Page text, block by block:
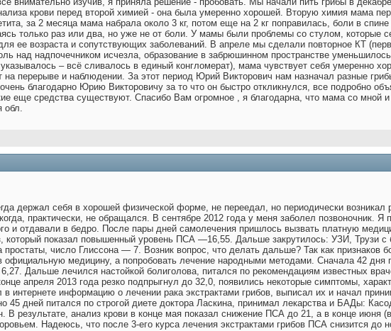
крови перед второй химией - она была умеренно хорошей. Вторую химия мама
за 2 месяца мама набрала около 3 кг, потом еще на 2 кг поправилась, боли в
только раз или два, но уже не от боли. У мамы были проблемы со стулом, которые
ее возраста и сопутствующих заболеваний. В апреле мы сделали повторное КТ
над надпочечником исчезла, образование в забрюшинном пространстве
указывалось – всё сливалось в единый конгломерат), мама чувствует себя умеренно
на перерыве и наблюдении. За этот период Юрий Викторович нам назначал разные
благодарно Юрию Викторовичу за то что он быстро откликнулся, все подробно
еще средства существуют. Спасибо Вам огромное , я благодарна, что мама со
обл.
держал себя в хорошей физической форме, не переедал, но периодически возникал
практически, не обращался. В сентябре 2012 года у меня заболел позвоночник.
и отдавали в бедро. После пары дней самолечения пришлось вызвать платную
который показал повышенный уровень ПСА —16,55. Дальше закрутилось: УЗИ, Трузи
простаты, число Глиссона — 7. Возник вопрос, что делать дальше? Так как признаков
официальную медицину, а попробовать лечение народными методами. Сначала 42 дня
Дальше лечился настойкой болиголова, питался по рекомендациям известных
апреля 2013 года резко подпрыгнул до 32,0, появились некоторые симптомы,
в интернете информацию о лечении рака экстрактами грибов, выписал их и начал
45 дней питался по строгой диете доктора Ласкина, принимал лекарства и БАДы:
В результате, анализ крови в конце мая показал снижение ПСА до 21, а в конце
Надеюсь, что после 3-его курса лечения экстрактами грибов ПСА снизится